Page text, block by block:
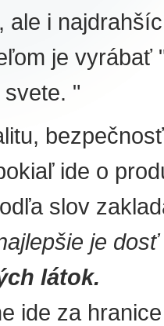
ale i
je vyrábať
"
ide o
slov
je dosť
látok.
ide za